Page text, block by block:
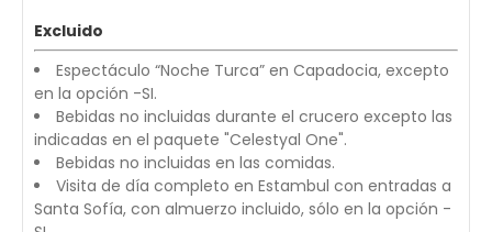
Excluido
Espectáculo “Noche Turca” en Capadocia, excepto
en la opción -SI.
Bebidas no incluidas durante el crucero excepto las
indicadas en el paquete "Celestyal One".
Bebidas no incluidas en las comidas.
Visita de día completo en Estambul con entradas a
Santa Sofía, con almuerzo incluido, sólo en la opción -